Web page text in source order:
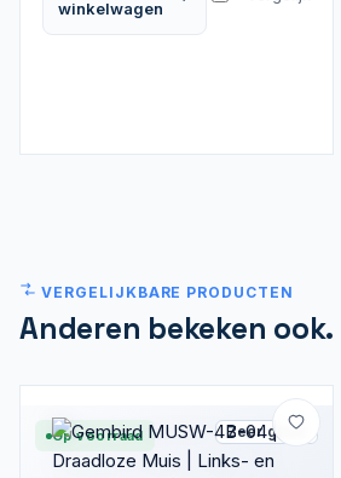
winkelwagen
VERGELIJKBARE PRODUCTEN
Anderen bekeken ook.
Op voorraad Zeer goed